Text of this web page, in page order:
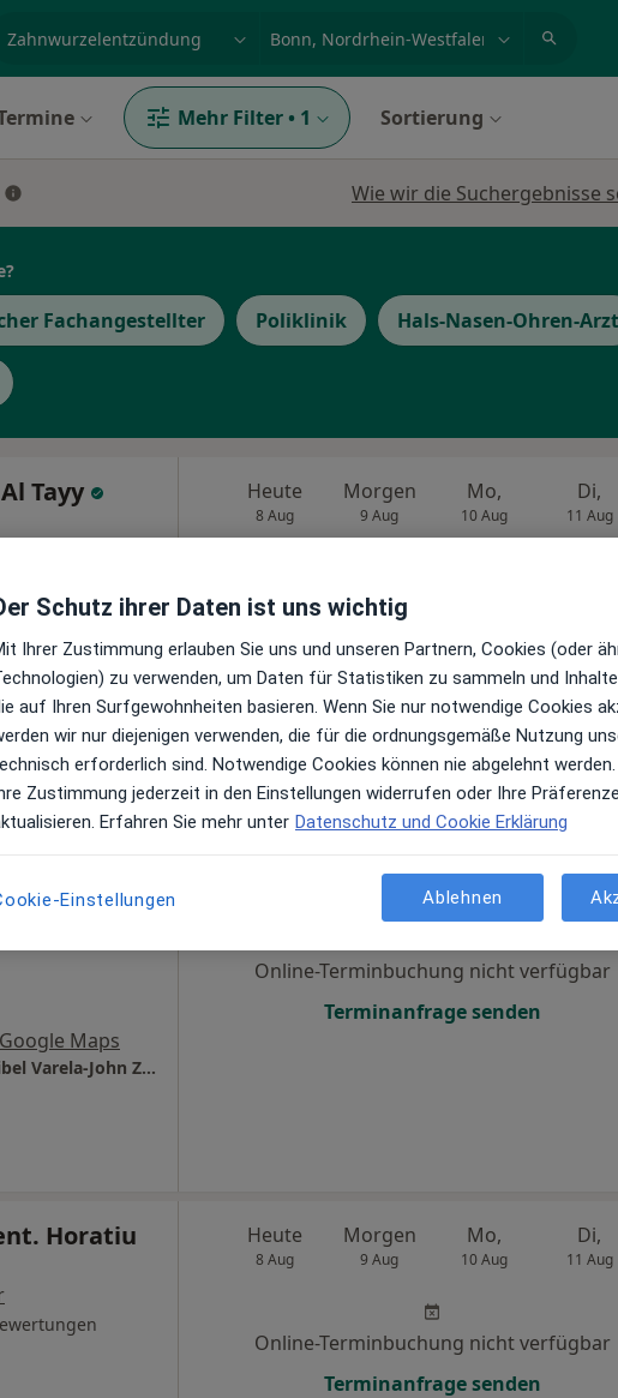
Mehr Filter • 1 Sortierung
Wie wir die Suchergebnisse
Fachangestellter Poliklinik Hals-Nasen-Ohren-Arzt
Tayy
Maps
Heute
8 Aug
Morgen
9 Aug
Mo,
10 Aug
Di,
11 Aug
Online-Terminbuchung nicht verfügbar
Terminanfrage senden
John
Maps
Zahnarztpraxis am Stadthaus Maribel Varela-John Zahnärztin
10 Aug 11 Aug
Online-Terminbuchung nicht verfügbar
Terminanfrage senden
Horatiu
Heute
8 Aug
Morgen
9 Aug
Mo,
10 Aug
Di,
11 Aug
Online-Terminbuchung nicht verfügbar
Terminanfrage senden
Schutz ihrer Daten ist uns wichtig
Ihrer Zustimmung erlauben Sie uns und unseren Partnern, Cookies (oder
zu verwenden, um Daten für Statistiken zu sammeln und
auf Ihren Surfgewohnheiten basieren. Wenn Sie nur notwendige Cookies
wir nur diejenigen verwenden, die für die ordnungsgemäße Nutzung
erforderlich sind. Notwendige Cookies können nie abgelehnt werden.
Zustimmung jederzeit in den Einstellungen widerrufen oder Ihre
Erfahren Sie mehr unter Datenschutz und Cookie Erklärung
Einstellungen Ablehnen